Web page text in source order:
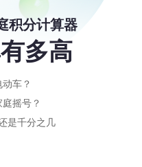
积分计算器
多高
车？
摇号？
是千分之几